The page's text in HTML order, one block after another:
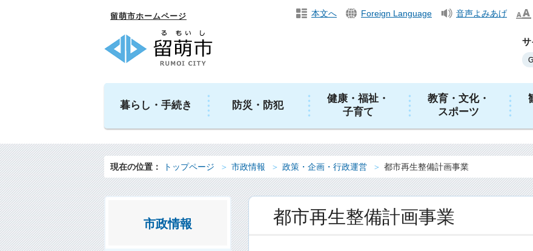
留萌市ホームページ 本文へ Foreign Language 音声よみあげ
サ
暮らし・手続き 防災・防犯
健康・福祉・
子育て
教育・文化・
スポーツ
現在の位置： トップページ 市政情報 政策・企画・行政運営 都市再生整備計画事業
都市再生整備計画事業
市政情報